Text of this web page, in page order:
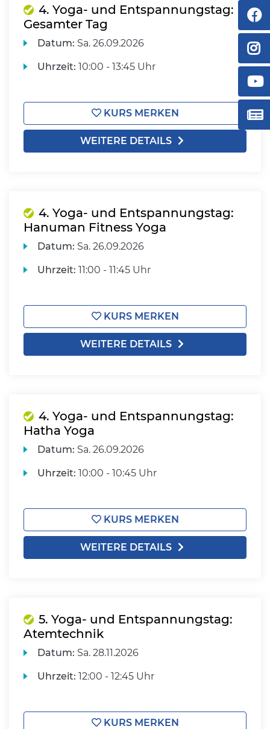
4. Yoga- und Entspannungstag:
Gesamter Tag
Datum: Sa. 26.09.2026
Uhrzeit: 10:00 - 13:45 Uhr
KURS MERKEN
WEITERE DETAILS
4. Yoga- und Entspannungstag:
Hanuman Fitness Yoga
Datum: Sa. 26.09.2026
Uhrzeit: 11:00 - 11:45 Uhr
KURS MERKEN
WEITERE DETAILS
4. Yoga- und Entspannungstag:
Hatha Yoga
Datum: Sa. 26.09.2026
Uhrzeit: 10:00 - 10:45 Uhr
KURS MERKEN
WEITERE DETAILS
5. Yoga- und Entspannungstag:
Atemtechnik
Datum: Sa. 28.11.2026
Uhrzeit: 12:00 - 12:45 Uhr
KURS MERKEN